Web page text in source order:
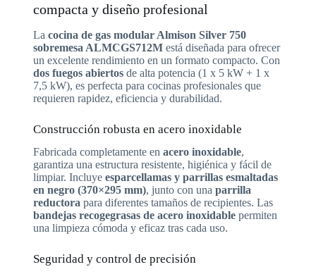
compacta y diseño profesional
La cocina de gas modular Almison Silver 750
sobremesa ALMCGS712Mestá diseñada para ofrecer
un excelente rendimiento en un formato compacto. Con
dos fuegos abiertosde alta potencia (1 x 5 kW + 1 x
7,5 kW), es perfecta para cocinas profesionales que
requieren rapidez, eficiencia y durabilidad.
Construcción robusta en acero inoxidable
Fabricada completamente en acero inoxidable,
garantiza una estructura resistente, higiénica y fácil de
limpiar. Incluye esparcellamas y parrillas esmaltadas
en negro (370×295 mm), junto con una parrilla
reductora para diferentes tamaños de recipientes. Las
bandejas recogegrasas de acero inoxidablepermiten
una limpieza cómoda y eficaz tras cada uso.
Seguridad y control de precisión